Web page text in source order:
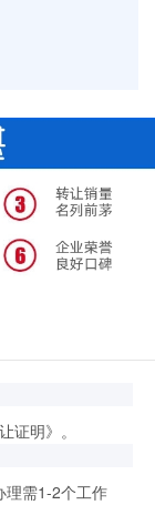
证明》。
理需1-2个工作